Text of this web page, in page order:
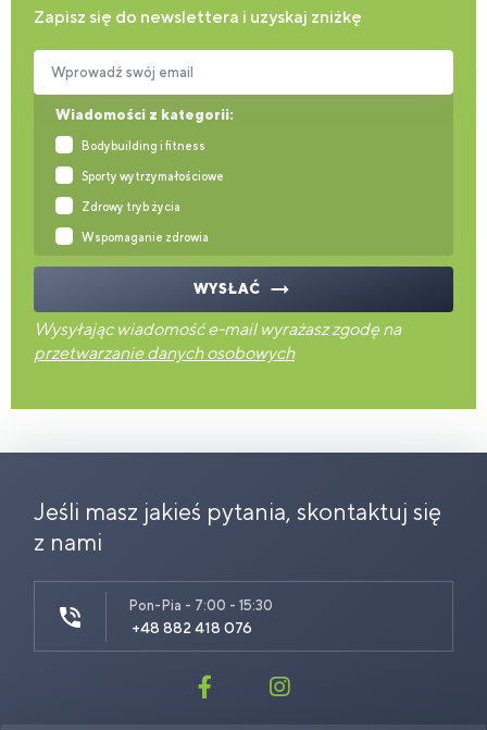
Zapisz się do newslettera i uzyskaj zniżkę
Wiadomości z kategorii:
Bodybuilding i fitness
Sporty wytrzymałościowe
Zdrowy tryb życia
Wspomaganie zdrowia
Wprowadź swój email
WYSŁAĆ
Wysyłając wiadomość e-mail wyrażasz zgodę na
przetwarzanie danych osobowych
Jeśli masz jakieś pytania, skontaktuj się
z nami
Pon-Pia - 7:00 - 15:30
+48 882 418 076